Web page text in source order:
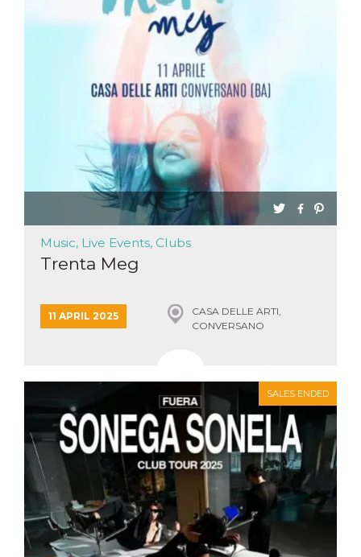
Music, Live Events, Clubs
Trenta Meg
11 APRIL 2025
CASA DELLE ARTI,
CONVERSANO
SALES ENDED